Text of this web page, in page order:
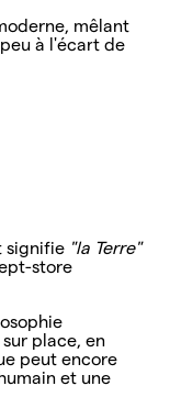
mêlant
à l'écart de
signifie "la Terre"
store
place, en
peut encore
et une